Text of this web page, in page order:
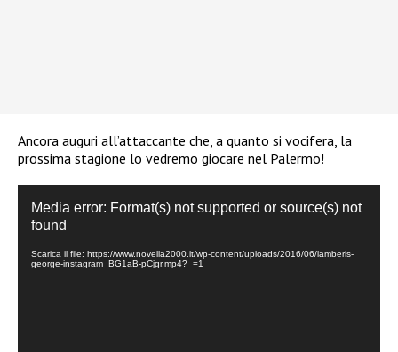
Ancora auguri all’attaccante che, a quanto si vocifera, la
prossima stagione lo vedremo giocare nel Palermo!
Player
Media error: Format(s) not supported or source(s) not
found
Scarica il file: https://www.novella2000.it/wp-content/uploads/2016/06/lamberis-
george-instagram_BG1aB-pCjgr.mp4?_=1